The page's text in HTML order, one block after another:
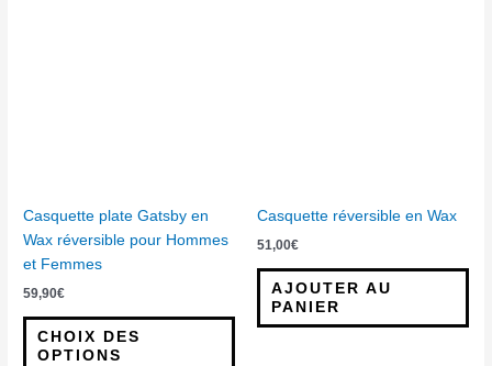
Casquette plate Gatsby en
Wax réversible pour Hommes
et Femmes
59,90€
CHOIX DES
OPTIONS
choisies
produit
Casquette réversible en Wax
51,00€
AJOUTER AU
PANIER